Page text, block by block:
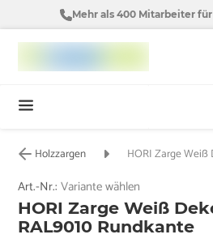
Mehr als 400 Mitarbeiter
Holzzargen
Art.-Nr.:Variante wählen
HORI Zarge Weiß
RAL9010 Rundkante